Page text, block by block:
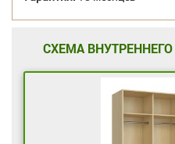
СХЕМА